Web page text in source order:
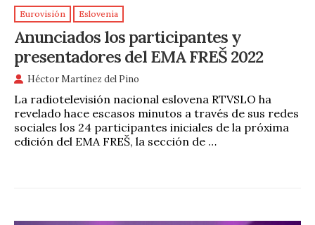
Eurovisión Eslovenia
Anunciados los participantes y
presentadores del EMA FREŠ 2022
Héctor Martínez del Pino
La radiotelevisión nacional eslovena RTVSLO ha
revelado hace escasos minutos a través de sus redes
sociales los 24 participantes iniciales de la próxima
edición del EMA FREŠ, la sección de …